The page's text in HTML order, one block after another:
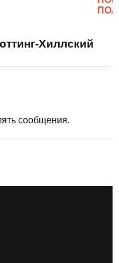
Хиллский
сообщения.